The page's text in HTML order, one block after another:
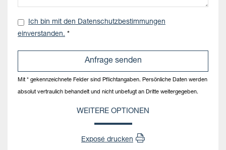
Ich bin mit den Datenschutzbestimmungen
einverstanden. *
Mit * gekennzeichnete Felder sind Pflichtangaben. Persönliche Daten werden
absolut vertraulich behandelt und nicht unbefugt an Dritte weitergegeben.
WEITERE OPTIONEN
Exposé drucken